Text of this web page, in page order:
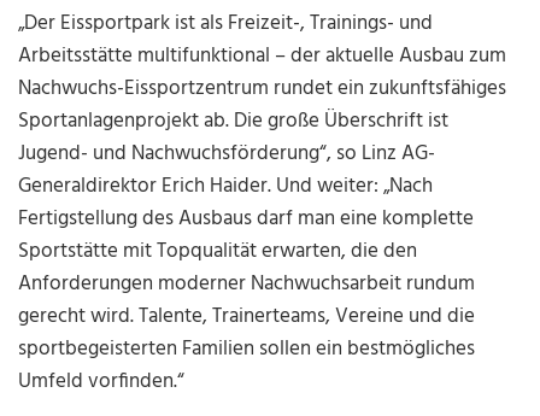
„Der Eissportpark ist als Freizeit-, Trainings- und
Arbeitsstätte multifunktional – der aktuelle Ausbau zum
Nachwuchs-Eissportzentrum rundet ein zukunftsfähiges
Sportanlagenprojekt ab. Die große Überschrift ist
Jugend- und Nachwuchsförderung“, so Linz AG-
Generaldirektor Erich Haider. Und weiter: „Nach
Fertigstellung des Ausbaus darf man eine komplette
Sportstätte mit Topqualität erwarten, die den
Anforderungen moderner Nachwuchsarbeit rundum
gerecht wird. Talente, Trainerteams, Vereine und die
sportbegeisterten Familien sollen ein bestmögliches
Umfeld vorfinden.“